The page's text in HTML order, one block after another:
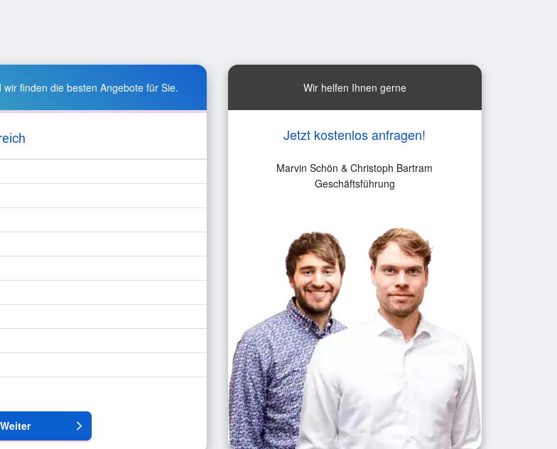
finden die besten Angebote für Sie.
Weiter arrow_forward_ios
Wir helfen Ihnen gerne
Jetzt kostenlos anfragen!
Marvin Schön & Christoph Bartram
Geschäftsführung